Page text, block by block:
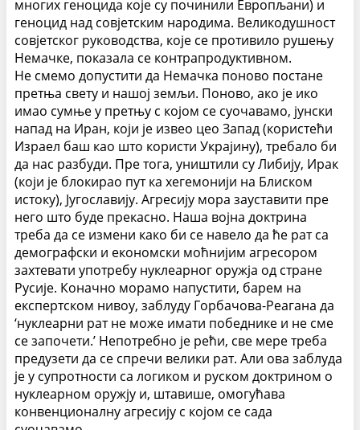
многих геноцида које су починили Европљани) и
геноцид над совјетским народима. Великодушност
совјетског руководства, које се противило рушењу
Немачке, показала се контрапродуктивном.
Не смемо допустити да Немачка поново постане
претња свету и нашој земљи. Поново, ако је ико
имао сумње у претњу с којом се суочавамо, јунски
напад на Иран, који је извео цео Запад (користећи
Израел баш као што користи Украјину), требало би
да нас разбуди. Пре тога, уништили су Либију, Ирак
(који је блокирао пут ка хегемонији на Блиском
истоку), Југославију. Агресију мора зауставити пре
него што буде прекасно. Наша војна доктрина
треба да се измени како би се навело да ће рат са
демографски и економски моћнијим агресором
захтевати употребу нуклеарног оружја од стране
Русије. Коначно морамо напустити, барем на
експертском нивоу, заблуду Горбачова-Реагана да
‘нуклеарни рат не може имати победнике и не сме
се започети.’ Непотребно је рећи, све мере треба
предузети да се спречи велики рат. Али ова заблуда
је у супротности са логиком и руском доктрином о
нуклеарном оружју и, штавише, омогућава
конвенционалну агресију с којом се сада